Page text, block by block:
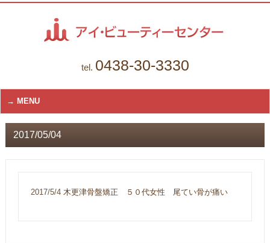
tel. 0438-30-3330
MENU
2017/05/04
2017/5/4 木更津骨盤矯正 ５０代女性 尾てい骨が痛い